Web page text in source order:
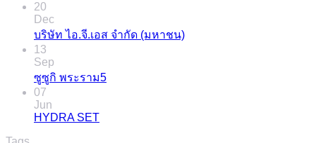
20
Dec
บริษัท ไอ.จี.เอส จำกัด (มหาชน)
13
Sep
ซูซูกิ พระราม5
07
Jun
HYDRA SET